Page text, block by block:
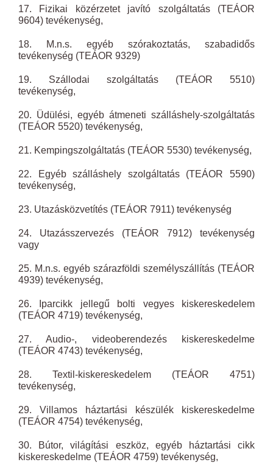
17. Fizikai közérzetet javító szolgáltatás (TEÁOR
9604) tevékenység,
18. M.n.s. egyéb szórakoztatás, szabadidős
tevékenység (TEÁOR 9329)
19. Szállodai szolgáltatás (TEÁOR 5510)
tevékenység,
20. Üdülési, egyéb átmeneti szálláshely-szolgáltatás
(TEÁOR 5520) tevékenység,
21. Kempingszolgáltatás (TEÁOR 5530) tevékenység,
22. Egyéb szálláshely szolgáltatás (TEÁOR 5590)
tevékenység,
23. Utazásközvetítés (TEÁOR 7911) tevékenység
24. Utazásszervezés (TEÁOR 7912) tevékenység
vagy
25. M.n.s. egyéb szárazföldi személyszállítás (TEÁOR
4939) tevékenység,
26. Iparcikk jellegű bolti vegyes kiskereskedelem
(TEÁOR 4719) tevékenység,
27. Audio-, videoberendezés kiskereskedelme
(TEÁOR 4743) tevékenység,
28. Textil-kiskereskedelem (TEÁOR 4751)
tevékenység,
29. Villamos háztartási készülék kiskereskedelme
(TEÁOR 4754) tevékenység,
30. Bútor, világítási eszköz, egyéb háztartási cikk
kiskereskedelme (TEÁOR 4759) tevékenység,